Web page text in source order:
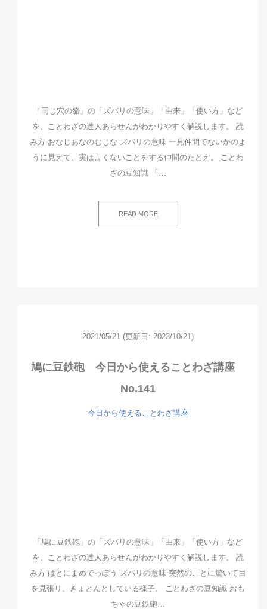
「同じ穴の貉」の「ズバリの意味」「由来」「使い方」など
を、ことわざの達人あらせんがわかりやすく解説します。 読
み方 おなじあなのむじな ズバリの意味 一見仲間でないかのよ
うに見えて、実はよくないことをする仲間のたとえ。 ことわ
ざの豆知識 「…
READ MORE
2021/05/21 (更新日: 2023/10/21)
鳩に豆鉄砲 今日から使えることわざ講座
No.141
今日から使えることわざ講座
「鳩に豆鉄砲」の「ズバリの意味」「由来」「使い方」など
を、ことわざの達人あらせんがわかりやすく解説します。 読
み方 はとにまめでっぽう ズバリの意味 突然のことに驚いて目
を見張り、きょとんとしている様子。 ことわざの豆知識 おも
ちゃの豆鉄砲…